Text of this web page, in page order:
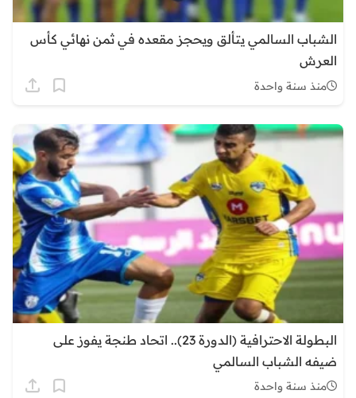
الشباب السالمي يتألق ويحجز مقعده في ثمن نهائي كأس
العرش
منذ سنة واحدة
البطولة الاحترافية (الدورة 23).. اتحاد طنجة يفوز على
ضيفه الشباب السالمي
منذ سنة واحدة